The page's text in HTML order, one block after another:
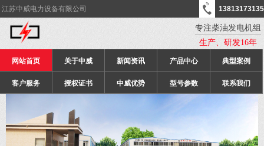
江苏中威电力设备有限公司 13813173135
专注柴油发电机组
生产、研发16年
网站首页 关于中威 新闻资讯 产品中心 典型案例
客户服务 授权证书 中威优势 型号参数 联系我们